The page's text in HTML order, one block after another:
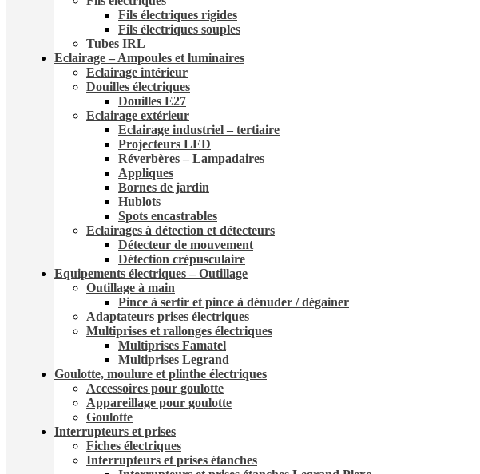
Fils électriques rigides
Fils électriques souples
Tubes IRL
Eclairage – Ampoules et luminaires
Eclairage intérieur
Douilles électriques
Douilles E27
Eclairage extérieur
Eclairage industriel – tertiaire
Projecteurs LED
Réverbères – Lampadaire​s
Appliques
Bornes de jardin
Hublots
Spots encastrables
Eclairages à détection et détecteurs​
Détecteur de mouvement
Détection crépusculaire
Equipements électriques – Outillage
Outillage à main
Pince à sertir et pince à dénuder / dégainer
Adaptateurs prises électriques
Multiprises et rallonges électriques
Multiprises Famatel
Multiprises Legrand
Goulotte, moulure et plinthe électriques
Accessoires pour goulotte
Appareillage pour goulotte
Goulotte
Interrupteurs et prises
Fiches électriques
Interrupteurs et prises étanches